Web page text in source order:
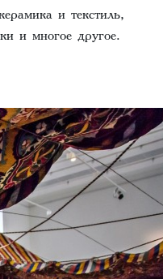
и текстиль,
и многое другое.